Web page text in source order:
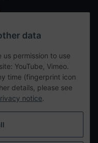
data
permission to use
YouTube, Vimeo.
time (fingerprint icon
details, please see
notice.